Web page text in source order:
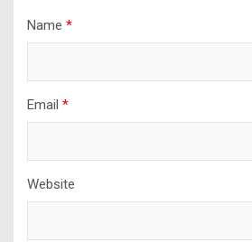
Name *
Email *
Website